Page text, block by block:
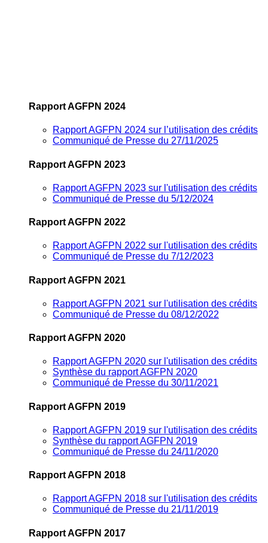
Rapport AGFPN 2024
Rapport AGFPN 2024 sur l’utilisation des crédits
Communiqué de Presse du 27/11/2025
Rapport AGFPN 2023
Rapport AGFPN 2023 sur l'utilisation des crédits
Communiqué de Presse du 5/12/2024
Rapport AGFPN 2022
Rapport AGFPN 2022 sur l'utilisation des crédits
Communiqué de Presse du 7/12/2023
Rapport AGFPN 2021
Rapport AGFPN 2021 sur l'utilisation des crédits
Communiqué de Presse du 08/12/2022
Rapport AGFPN 2020
Rapport AGFPN 2020 sur l'utilisation des crédits
Synthèse du rapport AGFPN 2020
Communiqué de Presse du 30/11/2021
Rapport AGFPN 2019
Rapport AGFPN 2019 sur l'utilisation des crédits
Synthèse du rapport AGFPN 2019
Communiqué de Presse du 24/11/2020
Rapport AGFPN 2018
Rapport AGFPN 2018 sur l'utilisation des crédits
Communiqué de Presse du 21/11/2019
Rapport AGFPN 2017